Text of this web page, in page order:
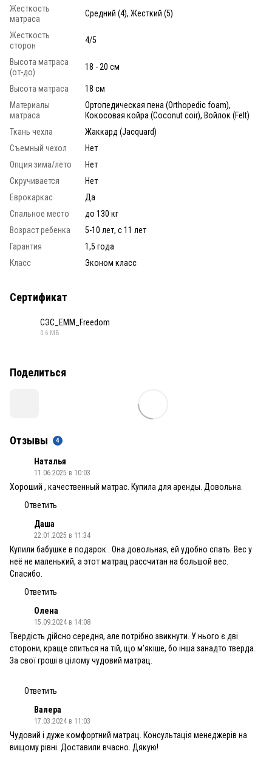
Жесткость
матраса
Средний (4), Жесткий (5)
Жесткость
сторон
4/5
Высота матраса
(от-до)
18 - 20 см
Высота матраса
18 см
Материалы
матраса
Ортопедическая пена (Orthopedic foam),
Кокосовая койра (Coconut coir), Войлок (Felt)
Ткань чехла
Жаккард (Jacquard)
Съемный чехол
Нет
Опция зима/лето
Нет
Скручивается
Нет
Еврокаркас
Да
Спальное место
до 130 кг
Возраст ребенка
5-10 лет, с 11 лет
Гарантия
1,5 года
Класс
Эконом класс
Сертификат
СЭС_ЕММ_Freedom
0.6 МБ
Поделиться
Отзывы 4
Наталья
11.06.2025 в 10:03
Хороший , качественный матрас. Купила для аренды. Довольна.
Ответить
Даша
22.01.2025 в 11:34
Купили бабушке в подарок . Она довольная, ей удобно спать. Вес у
неё не маленький, а этот матрац рассчитан на большой вес.
Спасибо.
Ответить
Олена
15.09.2024 в 14:08
Твердість дійсно середня, але потрібно звикнути. У нього є дві
сторони, краще спиться на тій, що м'якіше, бо інша занадто тверда.
За свої гроші в цілому чудовий матрац.
Ответить
Валера
17.03.2024 в 11:03
Чудовий і дуже комфортний матрац. Консультація менеджерів на
вищому рівні. Доставили вчасно. Дякую!